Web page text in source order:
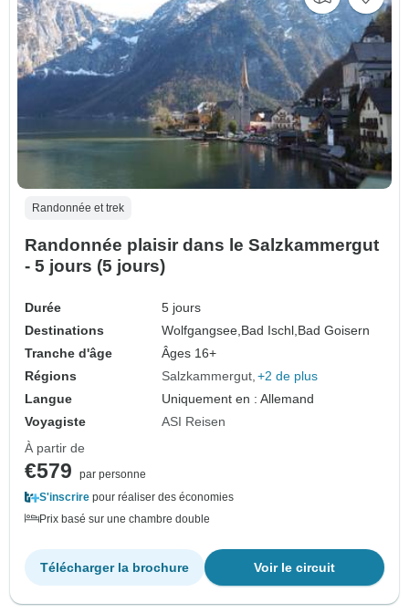
Randonnée et trek
Randonnée plaisir dans le Salzkammergut
- 5 jours (5 jours)
Durée
5 jours
Destinations
Wolfgangsee, Bad Ischl, Bad Goisern
Tranche d'âge
Âges 16+
Régions
Salzkammergut +2 de plus
Langue
Uniquement en : Allemand
Voyagiste
ASI Reisen
À partir de
€579
par personne
S'inscrire pour réaliser des économies
Prix basé sur une chambre double
Voir le circuit
Télécharger la brochure